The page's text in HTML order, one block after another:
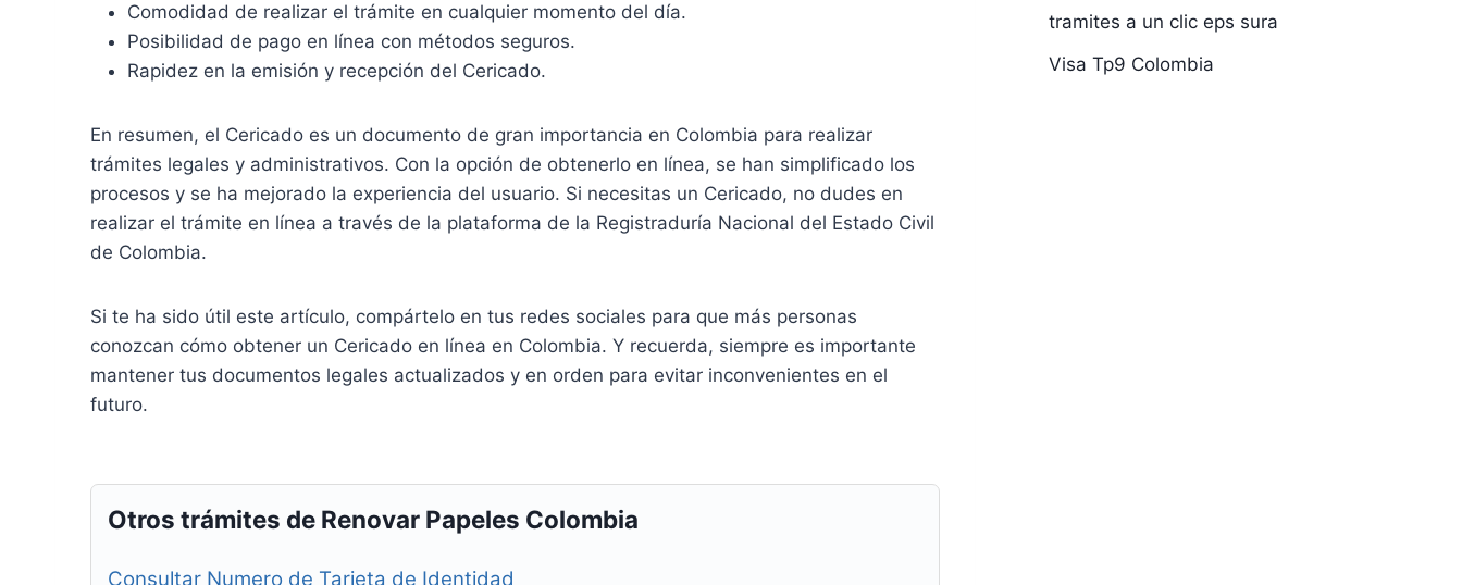
Comodidad de realizar el trámite en cualquier momento del día.
Posibilidad de pago en línea con métodos seguros.
Rapidez en la emisión y recepción del Cericado.
En resumen, el Cericado es un documento de gran importancia en Colombia para realizar
trámites legales y administrativos. Con la opción de obtenerlo en línea, se han simplificado los
procesos y se ha mejorado la experiencia del usuario. Si necesitas un Cericado, no dudes en
realizar el trámite en línea a través de la plataforma de la Registraduría Nacional del Estado Civil
de Colombia.
Si te ha sido útil este artículo, compártelo en tus redes sociales para que más personas
conozcan cómo obtener un Cericado en línea en Colombia. Y recuerda, siempre es importante
mantener tus documentos legales actualizados y en orden para evitar inconvenientes en el
futuro.
Otros trámites de Renovar Papeles Colombia
Consultar Numero de Tarjeta de Identidad
tramites a un clic eps sura
Visa Tp9 Colombia